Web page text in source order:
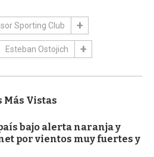
Sporting Club
Esteban Ostojich
Más Vistas
bajo alerta naranja y
por vientos muy fuertes y